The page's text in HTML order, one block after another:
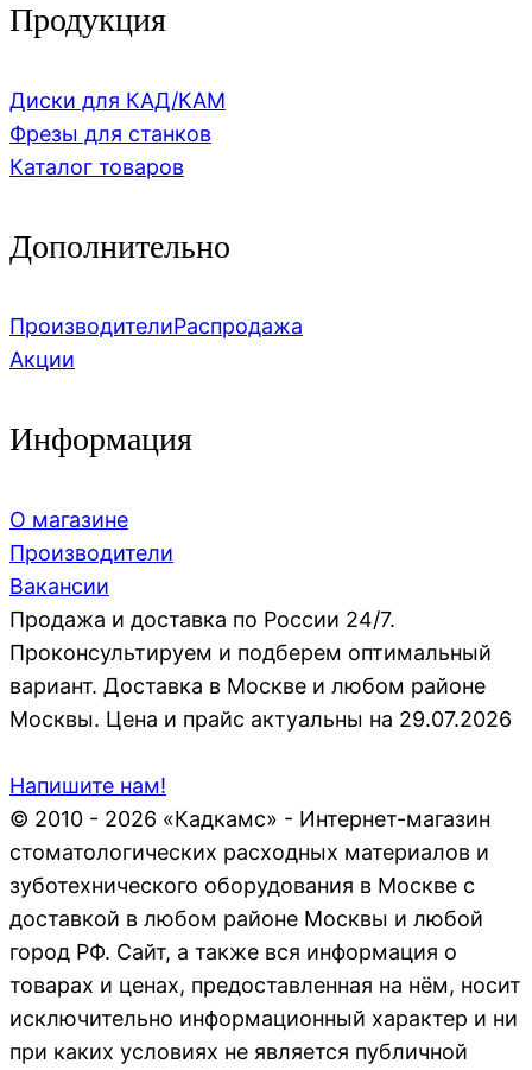
Продукция
Диски для КАД/КАМ
Фрезы для станков
Каталог товаров
Дополнительно
ПроизводителиРаспродажа
Акции
Информация
О магазине
Производители
Вакансии
Продажа и доставка по России 24/7.
Проконсультируем и подберем оптимальный
вариант. Доставка в Москве и любом районе
Москвы. Цена и прайс актуальны на 29.07.2026
Напишите нам!
© 2010 - 2026 «Кадкамс» - Интернет-магазин
стоматологических расходных материалов и
зуботехнического оборудования в Москве с
доставкой в любом районе Москвы и любой
город РФ. Сайт, а также вся информация о
товарах и ценах, предоставленная на нём, носит
исключительно информационный характер и ни
при каких условиях не является публичной